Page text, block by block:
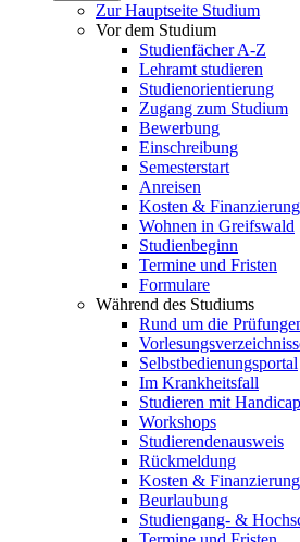
Zur Hauptseite Studium
Vor dem Studium
Studienfächer A-Z
Lehramt studieren
Studienorientierung
Zugang zum Studium
Bewerbung
Einschreibung
Semesterstart
Anreisen
Kosten & Finanzierung
Wohnen in Greifswald
Studienbeginn
Termine und Fristen
Formulare
Während des Studiums
Rund um die
Selbstbedienungsportal
Im Krankheitsfall
Studieren mit Handicap
Workshops
Studierendenausweis
Rückmeldung
Kosten & Finanzierung
Beurlaubung
Studiengang- &